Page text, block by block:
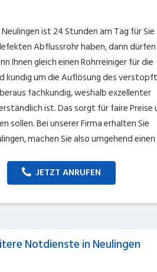
ist 24 Stunden am Tag für Sie
Abflussrohr haben, dann dürfen
Ihnen gleich einen Rohrreiniger für die
kundig um die Auflösung des
fachkundig, weshalb exzellenter
ist. Das sorgt für faire Preise
sollen. Bei unserer Firma erhalten Sie
machen Sie also umgehend
JETZT ANRUFEN
Notdienste in Neulingen